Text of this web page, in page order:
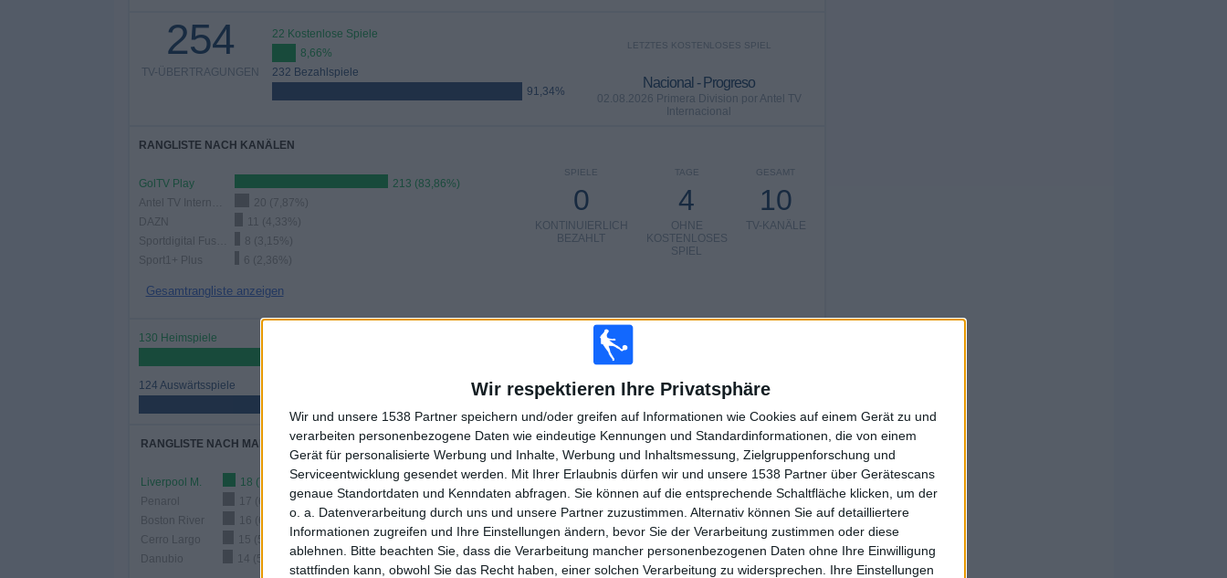
Wir respektieren Ihre Privatsphäre
Wir und unsere 1538 Partner speichern und/oder greifen auf Informationen wie Cookies auf einem Gerät zu und
verarbeiten personenbezogene Daten wie eindeutige Kennungen und Standardinformationen, die von einem
Gerät für personalisierte Werbung und Inhalte, Werbung und Inhaltsmessung, Zielgruppenforschung und
Serviceentwicklung gesendet werden.
Mit Ihrer Erlaubnis dürfen wir und unsere 1538 Partner über Gerätescans
genaue Standortdaten und Kenndaten abfragen. Sie können auf die entsprechende Schaltfläche klicken, um der
o. a. Datenverarbeitung durch uns und unsere Partner zuzustimmen. Alternativ können Sie auf detailliertere
Informationen zugreifen und Ihre Einstellungen ändern, bevor Sie der Verarbeitung zustimmen oder diese
ablehnen.
Bitte beachten Sie, dass die Verarbeitung mancher personenbezogenen Daten ohne Ihre Einwilligung
stattfinden kann, obwohl Sie das Recht haben, einer solchen Verarbeitung zu widersprechen. Ihre Einstellungen
254
TV-ÜBERTRAGUNGEN
22 Kostenlose Spiele
8,66%
232 Bezahlspiele
91,34%
LETZTES KOSTENLOSES SPIEL
Nacional - Progreso
02.08.2026 Primera Division por Antel TV
Internacional
RANGLISTE NACH KANÄLEN
GolTV Play
213 (83,86%)
20 (7,87%)
DAZN
11 (4,33%)
8 (3,15%)
Sport1+ Plus
6 (2,36%)
Gesamtrangliste anzeigen
GESAMT
10
TV-KANÄLE
TAGE
4
OHNE
KOSTENLOSES
SPIEL
SPIELE
0
KONTINUIERLICH
BEZAHLT
130 Heimspiele
124 Auswärtsspiele
VS Liverpool M.
GESAMT
6
RANGLISTE NACH MANNSCHAFTEN
Liverpool M.
18 (7,09%)
Penarol
17 (6,69%)
Boston River
16 (6,3%)
Cerro Largo
15 (5,91%)
Danubio
14 (5,51%)
RANGLISTE NACH WETTBEWERBEN
Primera Division
228 (89,76%)
Copa Libertadores
14 (5,51%)
Copa Sudamericana
7 (2,76%)
Supercopa Uruguay
2 (0,79%)
Copa Uruguay
2 (0,79%)